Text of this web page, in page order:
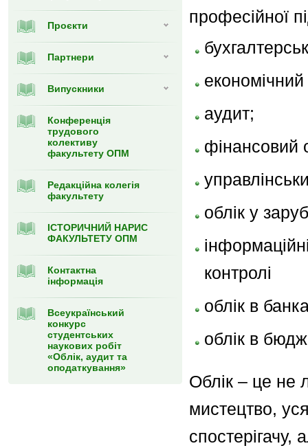
Проєкти
Партнери
Випуcкники
Конференція
трудового
колективу
факультету ОПМ
Редакційна колегія
факультету
ІСТОРИЧНИЙ НАРИС
ФАКУЛЬТЕТУ ОПМ
Контактна
інформація
Всеукраїнський
конкурс
студентських
наукових робіт
«Облік, аудит та
оподаткування»
професійної
економічний
аудит;
фінансовий
облік у
контролі
облік в
облік в
Облік – це не
мистецтво,
спостерігачу,